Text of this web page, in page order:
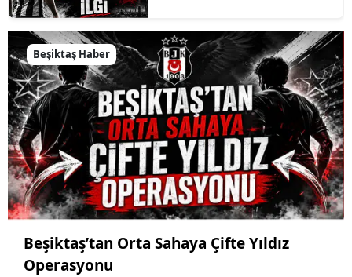
Beşiktaş Haber
Beşiktaş’tan Orta Sahaya Çifte Yıldız
Operasyonu